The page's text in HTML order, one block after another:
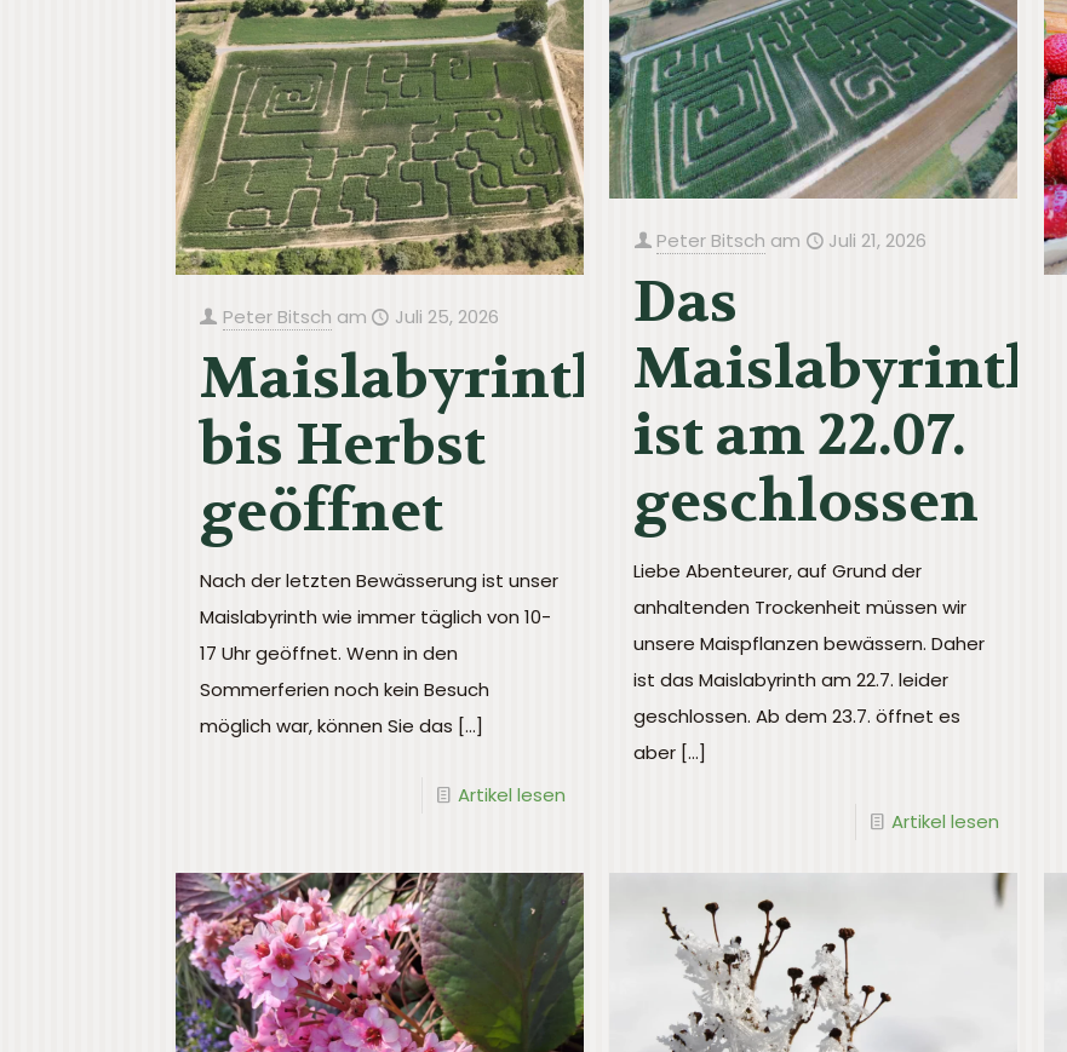
Peter Bitsch am Juli 25, 2026
Maislabyrinth
bis Herbst
geöffnet
Nach der letzten Bewässerung ist unser
Maislabyrinth wie immer täglich von 10-
17 Uhr geöffnet. Wenn in den
Sommerferien noch kein Besuch
möglich war, können Sie das […]
Artikel lesen
Peter Bitsch am Juli 21, 2026
Das
Maislabyrinth
ist am 22.07.
geschlossen
Liebe Abenteurer, auf Grund der
anhaltenden Trockenheit müssen wir
unsere Maispflanzen bewässern. Daher
ist das Maislabyrinth am 22.7. leider
geschlossen. Ab dem 23.7. öffnet es
aber […]
Artikel lesen